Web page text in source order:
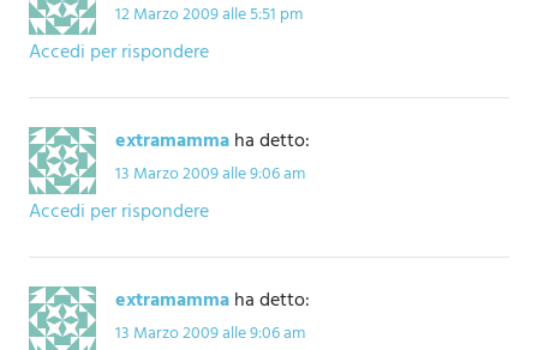
12 Marzo 2009 alle 5:51 pm
Accedi per rispondere
extramammaha detto:
13 Marzo 2009 alle 9:06 am
Accedi per rispondere
extramammaha detto:
13 Marzo 2009 alle 9:06 am